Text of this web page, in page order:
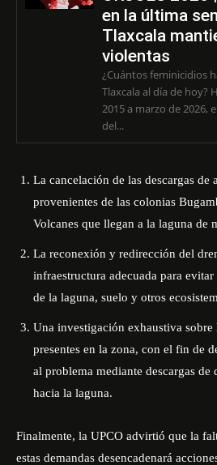
en la última
Tlaxcala
violentas
¿Cuántos feminicidios
Tlaxcala al día de hoy? Hasta el momento, de
2015 a marzo de 2026,
del...
La cancelación de las descargas de
provenientes de las colonias
Volcanes que llegan a la laguna de
La reconexión y redirección del
infraestructura adecuada para
de la laguna, suelo y otros
Una investigación exhaustiva sobre
presentes en la zona, con el fin de
al problema mediante descargas de
hacia la laguna.
Finalmente, la UPCO advirtió que la
estas demandas desencadenará